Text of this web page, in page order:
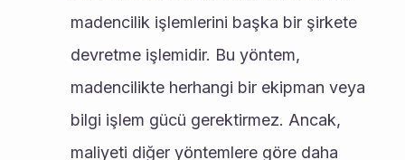
madencilik işlemlerini başka bir şirkete
devretme işlemidir. Bu yöntem,
madencilikte herhangi bir ekipman veya
bilgi işlem gücü gerektirmez. Ancak,
maliyeti diğer yöntemlere göre daha